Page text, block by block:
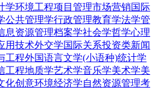
学环境工程项目管理市场营销国际
公共管理学行政管理教育学法学管
息资源管理档案学社会学哲学心理
用技术外交学国际关系投资类新闻
工程外国语言文学(小语种)统计学
工程地质学艺术学音乐学美术学美
化创意环境经济学自然资源管理考